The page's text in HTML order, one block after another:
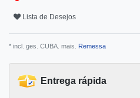
Lista de Desejos
* incl. ges. CUBA. mais. Remessa
Entrega rápida